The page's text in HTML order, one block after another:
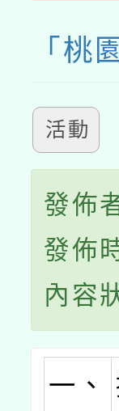
「桃
活動
發佈
發佈
內容
一、